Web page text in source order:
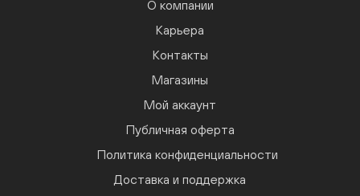
О компании
Карьера
Контакты
Магазины
Мой аккаунт
Публичная оферта
Политика конфиденциальности
Доставка и поддержка